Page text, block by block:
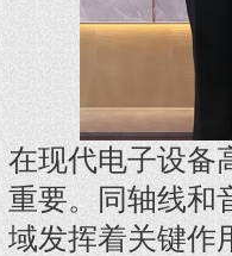
在现代电子设备
重要。同轴线和
域发挥着关键作